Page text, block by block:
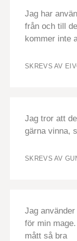
Jag har
från och till
kommer inte
SKREVS AV
Jag tror att
gärna vinna,
SKREVS AV
Jag
för min
mått så bra